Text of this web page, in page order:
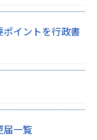
イントを行政書
届一覧